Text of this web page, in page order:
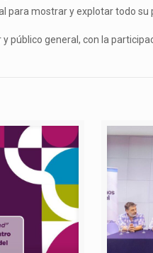
para mostrar y explotar todo su
público general, con la